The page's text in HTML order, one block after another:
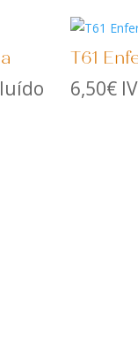
T61
6,50€